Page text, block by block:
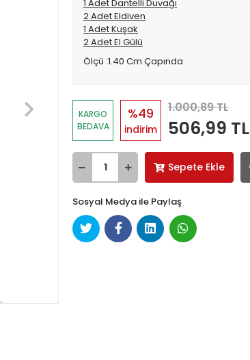
1 Adet Dantelli Duvağı
2 Adet Eldiven
1 Adet Kuşak
2 Adet El Gülü
Ölçü :1.40 Cm Çapında
KARGO
BEDAVA
%49
indirim
1.000,89 TL
506,99 TL
Sepete Ekle
Sosyal Medya ile Paylaş